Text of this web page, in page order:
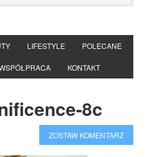
LIFESTYLE POLECANE
KONTAKT
8c
ZOSTAW KOMENTARZ